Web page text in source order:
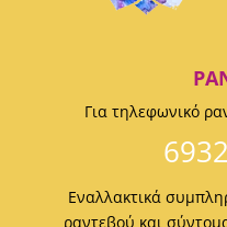
Για τηλεφωνικό
Εναλλακτικά
ραντεβού και